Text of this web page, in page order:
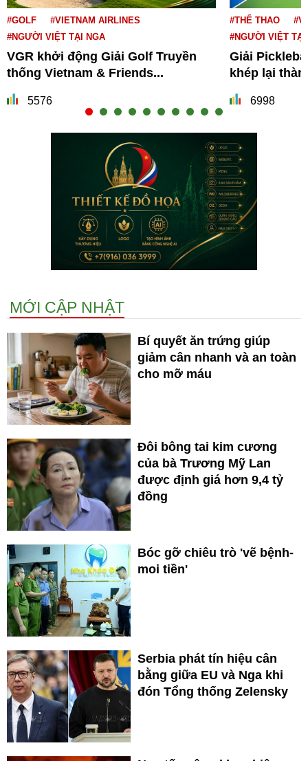
#GOLF
#VIETNAM AIRLINES
#NGƯỜI VIỆT TẠI NGA
VGR khởi động Giải Golf Truyền
thống Vietnam & Friends...
5576
#THỂ THAO
#NGƯỜI VIỆT TẠI
Giải
khép lại
6998
MỚI CẬP NHẬT
Bí quyết ăn trứng giúp
giảm cân nhanh và an toàn
cho mỡ máu
Đôi bông tai kim cương
của bà Trương Mỹ Lan
được định giá hơn 9,4 tỷ
đồng
Bóc gỡ chiêu trò 'vẽ bệnh-
moi tiền'
Serbia phát tín hiệu cân
bằng giữa EU và Nga khi
đón Tổng thống Zelensky